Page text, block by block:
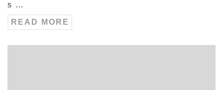
s …
READ MORE